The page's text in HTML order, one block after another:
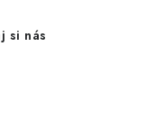
si nás